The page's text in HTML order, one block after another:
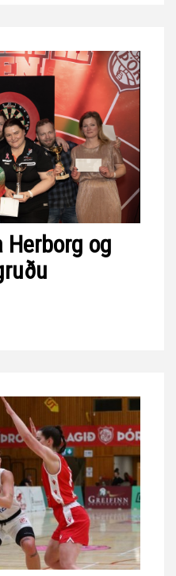
og